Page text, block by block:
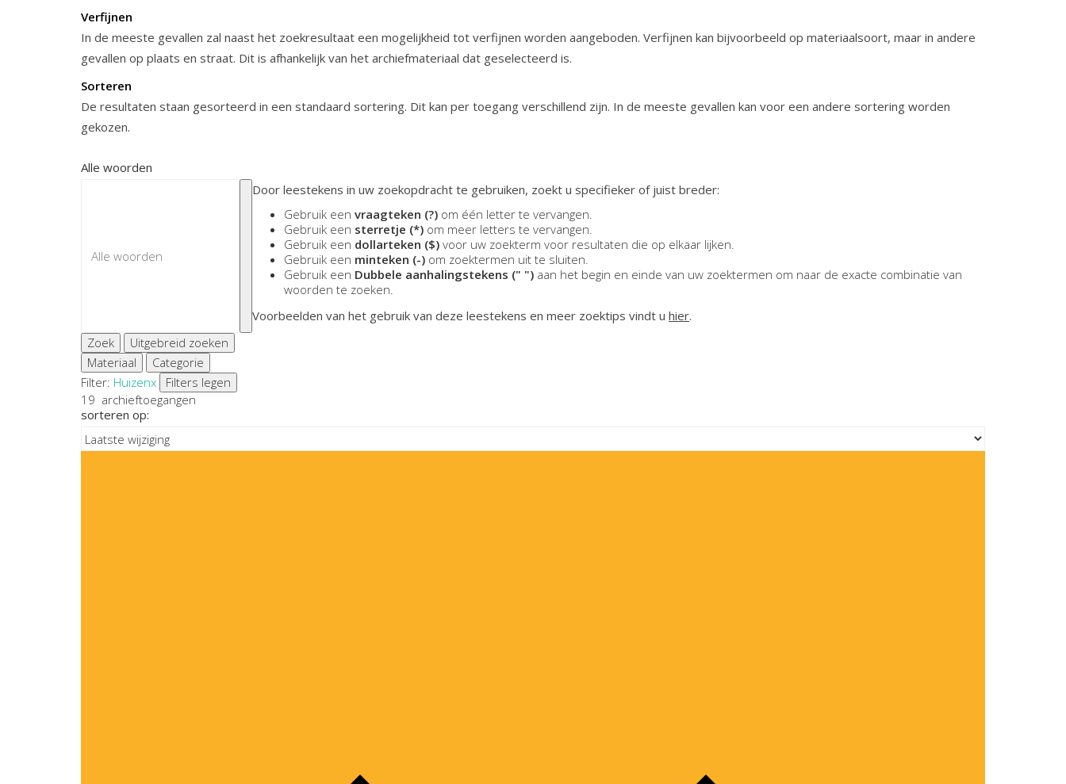
Verfijnen
In de meeste gevallen zal naast het zoekresultaat een mogelijkheid tot verfijnen worden aangeboden. Verfijnen kan bijvoorbeeld op materiaalsoort, maar in andere
gevallen op plaats en straat. Dit is afhankelijk van het archiefmateriaal dat geselecteerd is.
Sorteren
De resultaten staan gesorteerd in een standaard sortering. Dit kan per toegang verschillend zijn. In de meeste gevallen kan voor een andere sortering worden
gekozen.
Alle woorden
Door leestekens in uw zoekopdracht te gebruiken, zoekt u specifieker of juist breder:
Gebruik een vraagteken (?) om één letter te vervangen.
Gebruik een sterretje (*) om meer letters te vervangen.
Gebruik een dollarteken ($) voor uw zoekterm voor resultaten die op elkaar lijken.
Gebruik een minteken (-) om zoektermen uit te sluiten.
Gebruik een Dubbele aanhalingstekens (" ") aan het begin en einde van uw zoektermen om naar de exacte combinatie van
woorden te zoeken.
Voorbeelden van het gebruik van deze leestekens en meer zoektips vindt u hier.
Zoek
Uitgebreid zoeken
Materiaal
Categorie
Filter: Huizenx
Filters legen
19 archieftoegangen
sorteren op: